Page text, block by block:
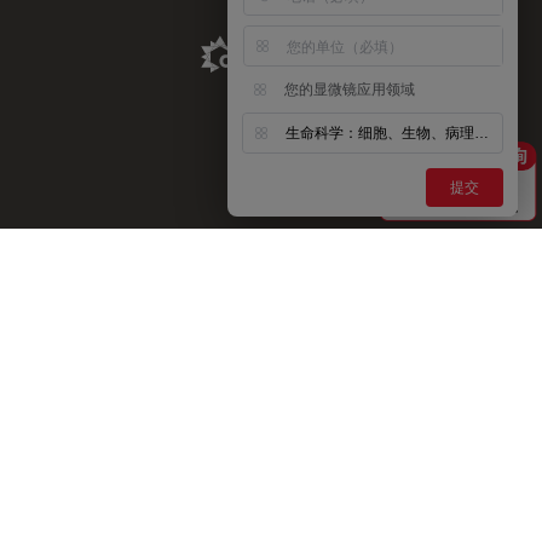
Aldevron Link
您的显微镜应用领域
生命科学：细胞、生物、病理、神经等
提交